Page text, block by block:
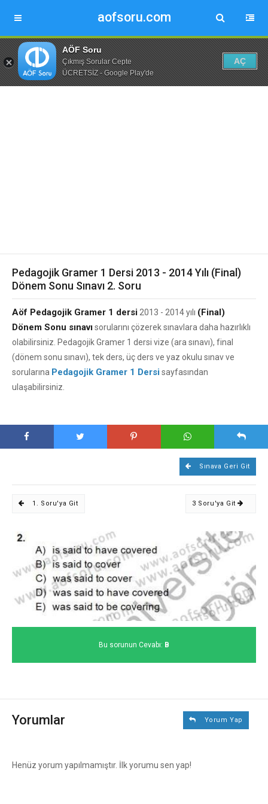
aofsoru.com
AÖF Soru
Çıkmış Sorular Cepte
ÜCRETSİZ - Google Play'de
AÇ
Pedagojik Gramer 1 Dersi 2013 - 2014 Yılı (Final)
Dönem Sonu Sınavı 2. Soru
Aöf Pedagojik Gramer 1 dersi 2013 - 2014 yılı (Final)
Dönem Sonu sınavısorularını çözerek sınavlara daha hazırlıklı
olabilirsiniz. Pedagojik Gramer 1 dersi vize (ara sınavı), final
(dönem sonu sınavı), tek ders, üç ders ve yaz okulu sınav ve
sorularına Pedagojik Gramer 1 Dersisayfasından
ulaşabilirsiniz.
Sınava Geri Git
1. Soru'ya Git 3 Soru'ya Git
Bu sorunun Cevabı: B
Yorumlar Yorum Yap
Henüz yorum yapılmamıştır. İlk yorumu sen yap!